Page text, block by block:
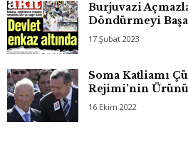
Burjuvazi
Döndürmeyi
17 Şubat 2023
Soma Katliamı
Rejimi’nin
16 Ekim 2022